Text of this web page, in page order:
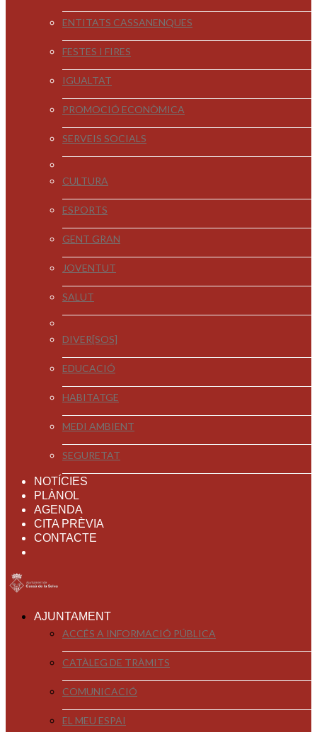
ENTITATS CASSANENQUES
FESTES I FIRES
IGUALTAT
PROMOCIÓ ECONÒMICA
SERVEIS SOCIALS
CULTURA
ESPORTS
GENT GRAN
JOVENTUT
SALUT
DIVER[SOS]
EDUCACIÓ
HABITATGE
MEDI AMBIENT
SEGURETAT
NOTÍCIES
PLÀNOL
AGENDA
CITA PRÈVIA
CONTACTE
AJUNTAMENT
ACCÉS A INFORMACIÓ PÚBLICA
CATÀLEG DE TRÀMITS
COMUNICACIÓ
EL MEU ESPAI